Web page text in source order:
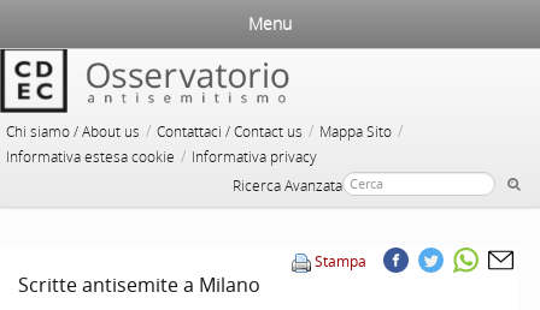
Chi siamo / About us / Contattaci / Contact us / Mappa Sito /
Informativa estesa cookie / Informativa privacy
Ricerca Avanzata
Menu
Stampa
Scritte antisemite a Milano